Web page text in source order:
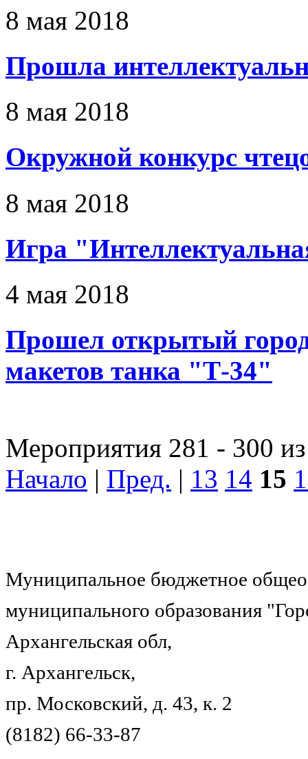
8 мая 2018
Прошла
8 мая 2018
Окружной конкурс
8 мая 2018
Игра
4 мая 2018
Прошел открытый
макетов танка "Т-34"
Мероприятия 281 - 300
Начало | Пред. | 13 14 15
Муниципальное бюджетное
муниципального образования
Архангельская обл,
г. Архангельск,
пр. Московский, д. 43, к. 2
(8182) 66-33-87